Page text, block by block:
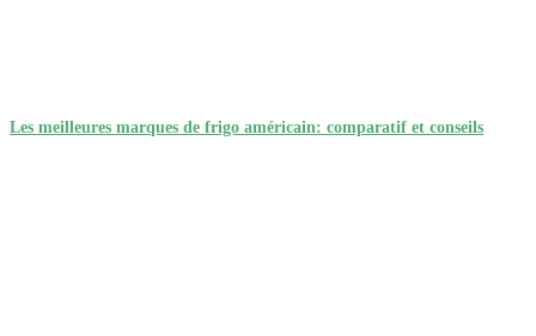
Les meilleures marques de frigo américain: comparatif et conseils